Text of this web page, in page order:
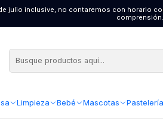
Limpieza Bebé Mascotas Pastelería
julio inclusive, no contaremos con horario
comprensión.
Pantene Restauración ( 2 x 400